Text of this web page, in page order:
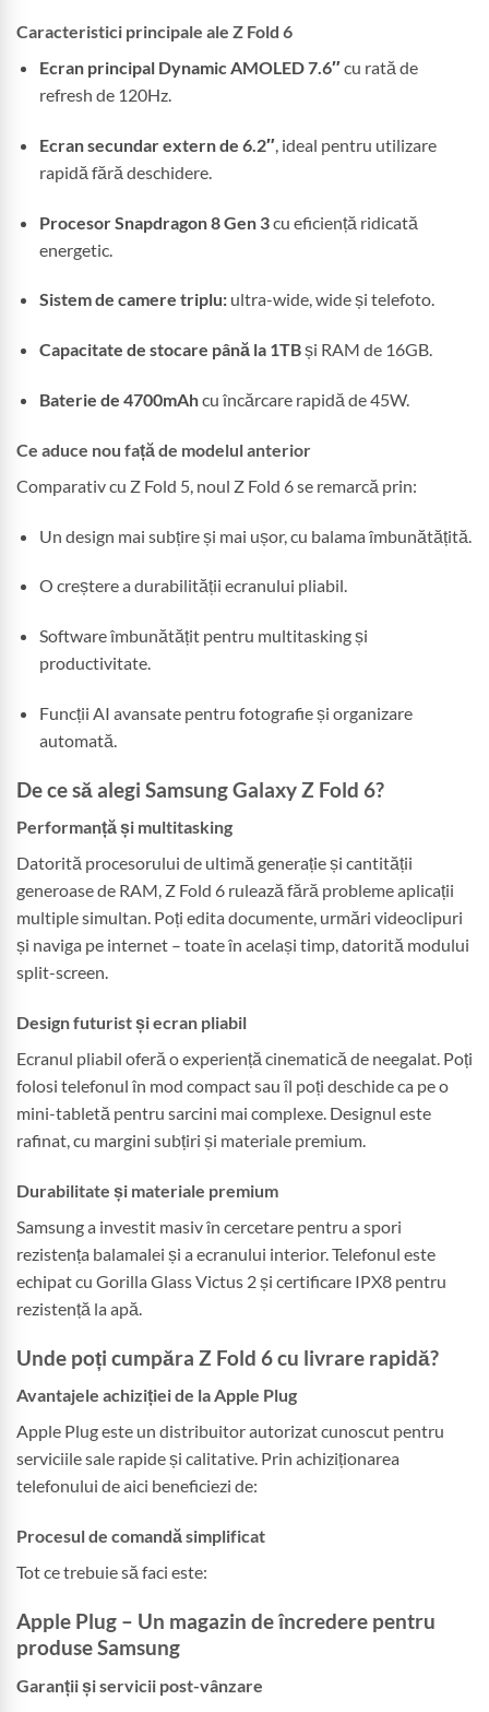
Caracteristici principale ale Z Fold 6
Ecran principal Dynamic AMOLED 7.6″cu rată de
refresh de 120Hz.
Ecran secundar extern de 6.2″, ideal pentru utilizare
rapidă fără deschidere.
Procesor Snapdragon 8 Gen 3cu eficiență ridicată
energetic.
Sistem de camere triplu:ultra-wide, wide și telefoto.
Capacitate de stocare până la 1TBși RAM de 16GB.
Baterie de 4700mAhcu încărcare rapidă de 45W.
Ce aduce nou față de modelul anterior
Comparativ cu Z Fold 5, noul Z Fold 6 se remarcă prin:
Un design mai subțire și mai ușor, cu balama îmbunătățită.
O creștere a durabilității ecranului pliabil.
Software îmbunătățit pentru multitasking și
productivitate.
Funcții AI avansate pentru fotografie și organizare
automată.
De ce să alegi Samsung Galaxy Z Fold 6?
Performanță și multitasking
Datorită procesorului de ultimă generație și cantității
generoase de RAM, Z Fold 6 rulează fără probleme aplicații
multiple simultan. Poți edita documente, urmări videoclipuri
și naviga pe internet – toate în același timp, datorită modului
split-screen.
Design futurist și ecran pliabil
Ecranul pliabil oferă o experiență cinematică de neegalat. Poți
folosi telefonul în mod compact sau îl poți deschide ca pe o
mini-tabletă pentru sarcini mai complexe. Designul este
rafinat, cu margini subțiri și materiale premium.
Durabilitate și materiale premium
Samsung a investit masiv în cercetare pentru a spori
rezistența balamalei și a ecranului interior. Telefonul este
echipat cu Gorilla Glass Victus 2 și certificare IPX8 pentru
rezistență la apă.
Unde poți cumpăra Z Fold 6 cu livrare rapidă?
Avantajele achiziției de la Apple Plug
Apple Plug este un distribuitor autorizat cunoscut pentru
serviciile sale rapide și calitative. Prin achiziționarea
telefonului de aici beneficiezi de:
Procesul de comandă simplificat
Tot ce trebuie să faci este:
Apple Plug – Un magazin de încredere pentru
produse Samsung
Garanții și servicii post-vânzare